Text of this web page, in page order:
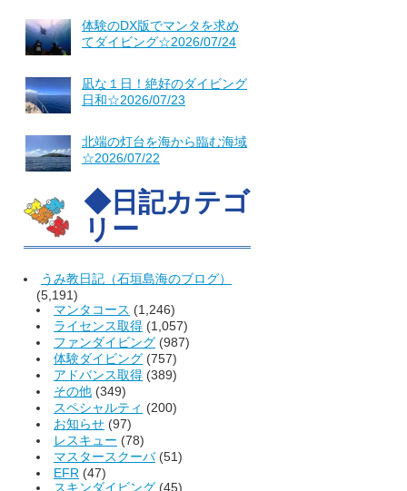
体験のDX版でマンタを求め
てダイビング☆2026/07/24
凪な１日！絶好のダイビング
日和☆2026/07/23
北端の灯台を海から臨む海域
☆2026/07/22
◆日記カテゴ
リー
うみ教日記（石垣島海のブログ）
(5,191)
マンタコース (1,246)
ライセンス取得 (1,057)
ファンダイビング (987)
体験ダイビング (757)
アドバンス取得 (389)
その他 (349)
スペシャルティ (200)
お知らせ (97)
レスキュー (78)
マスタースクーバ(51)
EFR (47)
スキンダイビング (45)